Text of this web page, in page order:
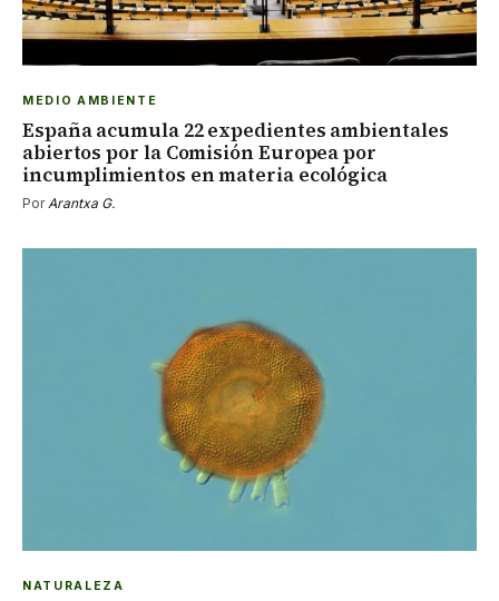
MEDIO AMBIENTE
España acumula 22 expedientes ambientales
abiertos por la Comisión Europea por
incumplimientos en materia ecológica
PorArantxa G.
NATURALEZA